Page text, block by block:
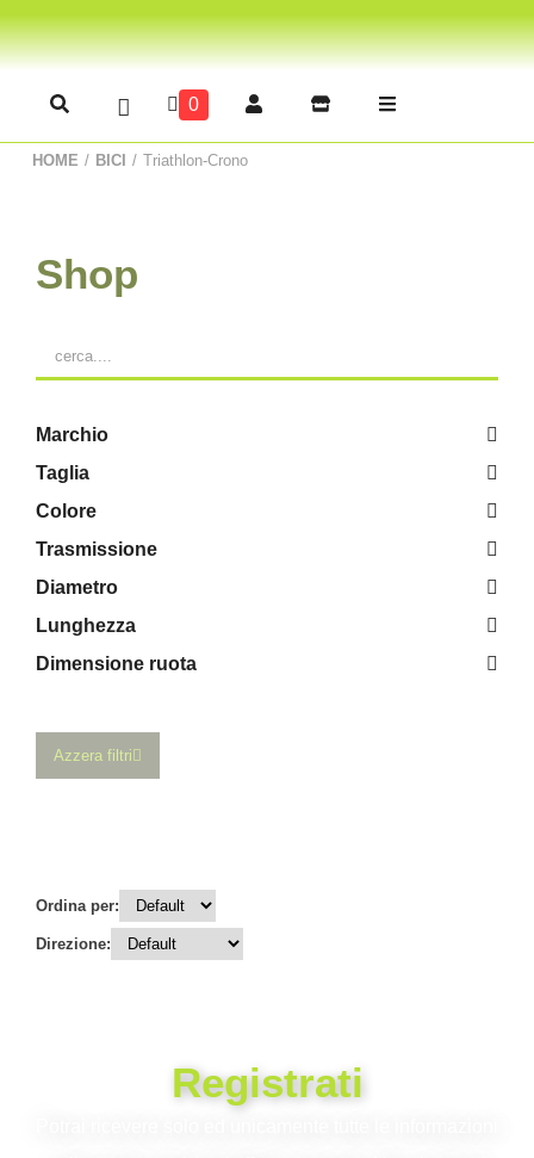
0
HOME / BICI / Triathlon-Crono
Shop
Marchio
Taglia
Colore
Trasmissione
Diametro
Lunghezza
Dimensione ruota
Azzera filtri
Ordina per:
Direzione:
Registrati